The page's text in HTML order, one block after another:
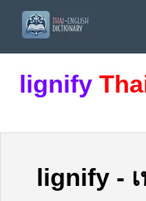
lignify
lignify-